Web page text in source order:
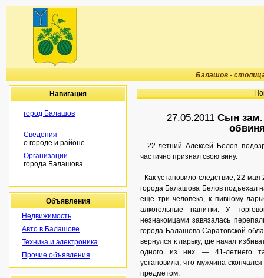
Балашов -
Навигация
город Балашов
Сведения
о городе и районе
Организации
города Балашова
Объявления
Недвижимость
Авто в Балашове
Техника и электроника
Прочие объявления
27.05.2011Сын зам.
22-летний Алексей Белов
частично признал свою вину.
Как установило следствие, 22
города Балашова Белов подъехал
еще три человека, к пивному
алкогольные напитки. У
незнакомцами завязалась
города Балашова Саратовской
вернулся к ларьку, где начал
одного из них — 41-летнего
установила, что мужчина
предметом.